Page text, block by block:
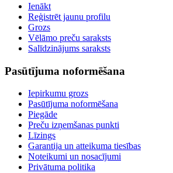
Ienākt
Reģistrēt jaunu profilu
Grozs
Vēlāmo preču saraksts
Salīdzinājums saraksts
Pasūtījuma noformēšana
Iepirkumu grozs
Pasūtījuma noformēšana
Piegāde
Preču izņemšanas punkti
Līzings
Garantija un atteikuma tiesības
Noteikumi un nosacījumi
Privātuma politika